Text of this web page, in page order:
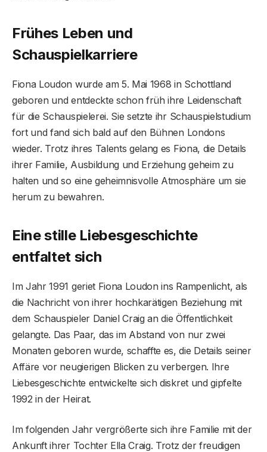
Frühes Leben und
Schauspielkarriere
Fiona Loudon wurde am 5. Mai 1968 in Schottland
geboren und entdeckte schon früh ihre Leidenschaft
für die Schauspielerei. Sie setzte ihr Schauspielstudium
fort und fand sich bald auf den Bühnen Londons
wieder. Trotz ihres Talents gelang es Fiona, die Details
ihrer Familie, Ausbildung und Erziehung geheim zu
halten und so eine geheimnisvolle Atmosphäre um sie
herum zu bewahren.
Eine stille Liebesgeschichte
entfaltet sich
Im Jahr 1991 geriet Fiona Loudon ins Rampenlicht, als
die Nachricht von ihrer hochkarätigen Beziehung mit
dem Schauspieler Daniel Craig an die Öffentlichkeit
gelangte. Das Paar, das im Abstand von nur zwei
Monaten geboren wurde, schaffte es, die Details seiner
Affäre vor neugierigen Blicken zu verbergen. Ihre
Liebesgeschichte entwickelte sich diskret und gipfelte
1992 in der Heirat.
Im folgenden Jahr vergrößerte sich ihre Familie mit der
Ankunft ihrer Tochter Ella Craig. Trotz der freudigen